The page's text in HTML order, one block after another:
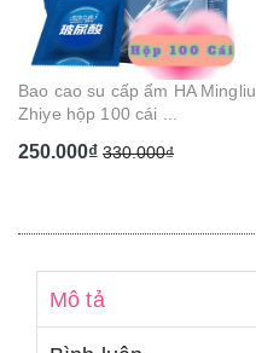
Bao cao su cấp ẩm HA Mingliu
Zhiye hộp 100 cái ...
250.000₫ 330.000₫
Mô tả